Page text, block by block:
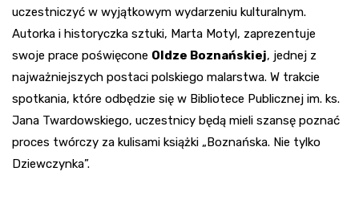
uczestniczyć w wyjątkowym wydarzeniu kulturalnym.
Autorka i historyczka sztuki, Marta Motyl, zaprezentuje
swoje prace poświęcone Oldze Boznańskiej, jednej z
najważniejszych postaci polskiego malarstwa. W trakcie
spotkania, które odbędzie się w Bibliotece Publicznej im. ks.
Jana Twardowskiego, uczestnicy będą mieli szansę poznać
proces twórczy za kulisami książki „Boznańska. Nie tylko
Dziewczynka”.